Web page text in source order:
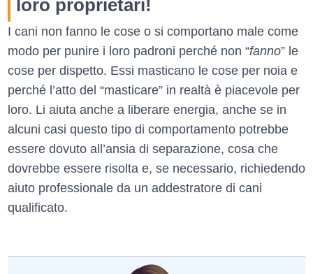
loro proprietari!
I cani non fanno le cose o si comportano male come
modo per punire i loro padroni perché non “fanno” le
cose per dispetto. Essi masticano le cose per noia e
perché l’atto del “masticare” in realtà è piacevole per
loro. Li aiuta anche a liberare energia, anche se in
alcuni casi questo tipo di comportamento potrebbe
essere dovuto all’ansia di separazione, cosa che
dovrebbe essere risolta e, se necessario, richiedendo
aiuto professionale da un addestratore di cani
qualificato.